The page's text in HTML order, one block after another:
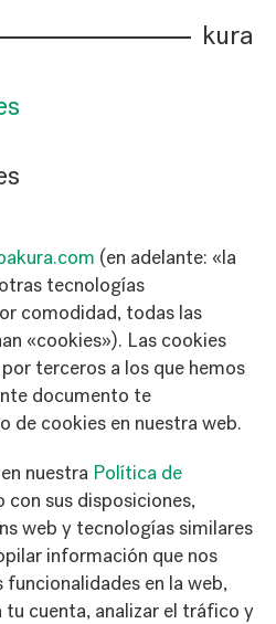
kura
(en adelante: «la
tecnologías
comodidad, todas las
«cookies»). Las cookies
terceros a los que hemos
documento te
de cookies en nuestra web.
nuestra Política de
con sus disposiciones,
web y tecnologías similares
información que nos
en la web,
cuenta, analizar el tráfico y